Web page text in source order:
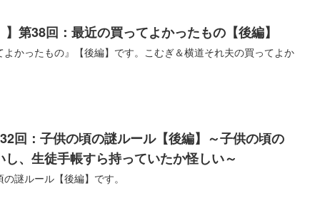
第38回：最近の買ってよかったもの【後編】
かったもの』【後編】です。こむぎ＆横道それ夫の買ってよか
回：子供の頃の謎ルール【後編】～子供の頃の
、生徒手帳すら持っていたか怪しい～
謎ルール【後編】です。